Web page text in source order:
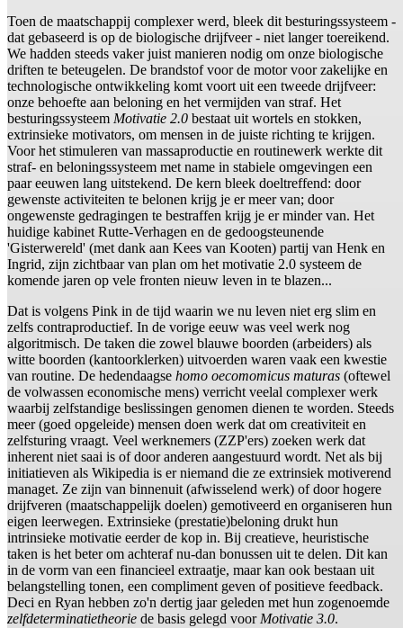
Toen de maatschappij complexer werd, bleek dit besturingssysteem -
dat gebaseerd is op de biologische drijfveer - niet langer toereikend.
We hadden steeds vaker juist manieren nodig om onze biologische
driften te beteugelen. De brandstof voor de motor voor zakelijke en
technologische ontwikkeling komt voort uit een tweede drijfveer:
onze behoefte aan beloning en het vermijden van straf. Het
besturingssysteem Motivatie 2.0 bestaat uit wortels en stokken,
extrinsieke motivators, om mensen in de juiste richting te krijgen.
Voor het stimuleren van massaproductie en routinewerk werkte dit
straf- en beloningssysteem met name in stabiele omgevingen een
paar eeuwen lang uitstekend. De kern bleek doeltreffend: door
gewenste activiteiten te belonen krijg je er meer van; door
ongewenste gedragingen te bestraffen krijg je er minder van. Het
huidige kabinet Rutte-Verhagen en de gedoogsteunende
'Gisterwereld' (met dank aan Kees van Kooten) partij van Henk en
Ingrid, zijn zichtbaar van plan om het motivatie 2.0 systeem de
komende jaren op vele fronten nieuw leven in te blazen...
Dat is volgens Pink in de tijd waarin we nu leven niet erg slim en
zelfs contraproductief. In de vorige eeuw was veel werk nog
algoritmisch. De taken die zowel blauwe boorden (arbeiders) als
witte boorden (kantoorklerken) uitvoerden waren vaak een kwestie
van routine. De hedendaagse homo oecomomicus maturas (oftewel
de volwassen economische mens) verricht veelal complexer werk
waarbij zelfstandige beslissingen genomen dienen te worden. Steeds
meer (goed opgeleide) mensen doen werk dat om creativiteit en
zelfsturing vraagt. Veel werknemers (ZZP'ers) zoeken werk dat
inherent niet saai is of door anderen aangestuurd wordt. Net als bij
initiatieven als Wikipedia is er niemand die ze extrinsiek motiverend
managet. Ze zijn van binnenuit (afwisselend werk) of door hogere
drijfveren (maatschappelijk doelen) gemotiveerd en organiseren hun
eigen leerwegen. Extrinsieke (prestatie)beloning drukt hun
intrinsieke motivatie eerder de kop in. Bij creatieve, heuristische
taken is het beter om achteraf nu-dan bonussen uit te delen. Dit kan
in de vorm van een financieel extraatje, maar kan ook bestaan uit
belangstelling tonen, een compliment geven of positieve feedback.
Deci en Ryan hebben zo'n dertig jaar geleden met hun zogenoemde
zelfdeterminatietheorie de basis gelegd voorMotivatie 3.0.